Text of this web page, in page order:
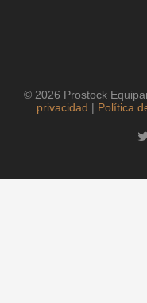
© 2026 Prostock
privacidad | Política